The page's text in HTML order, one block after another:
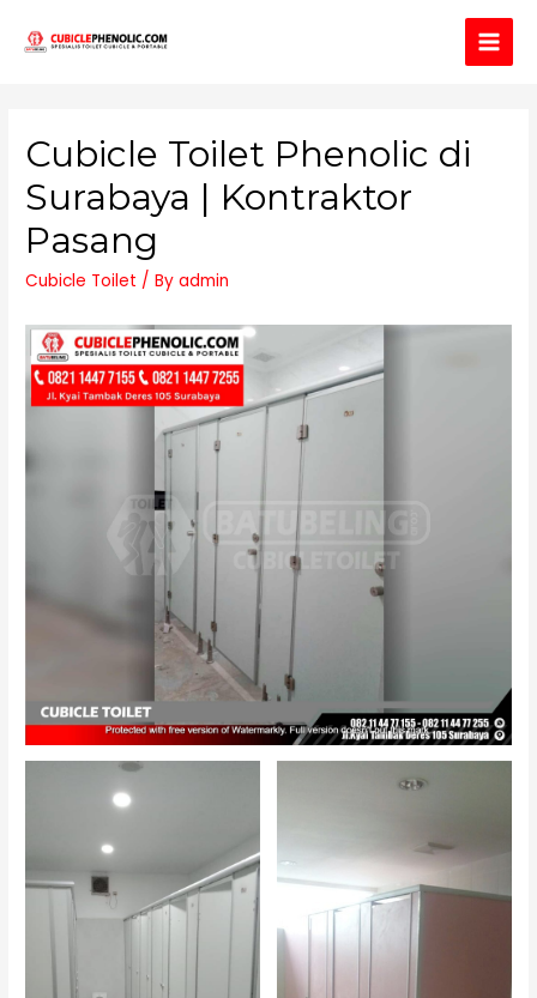
Main
Cubicle Toilet Phenolic di
Surabaya | Kontraktor
Pasang
Cubicle Toilet / Byadmin